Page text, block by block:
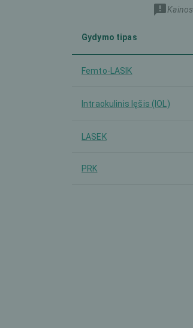
Gydymo tipas
Femto-LASIK
Intraokulinis lęšis (IOL)
LASEK
PRK